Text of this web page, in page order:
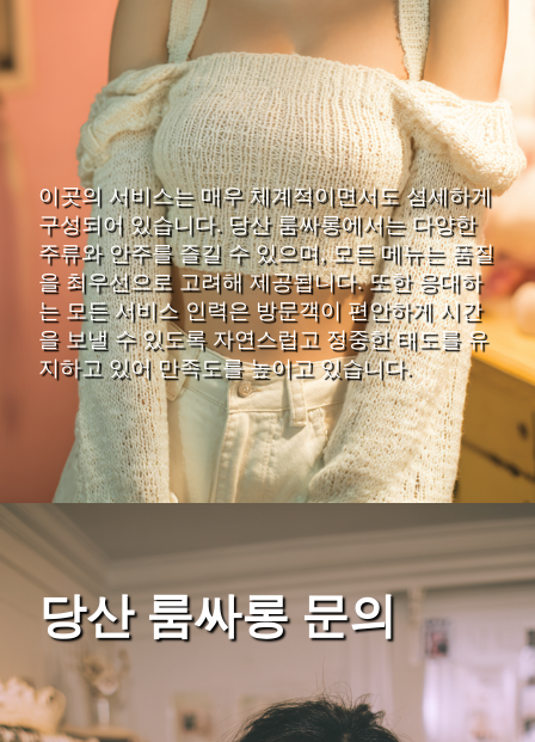
이곳의 서비스는 매우 체계적이면서도 섬세하게
구성되어 있습니다. 당산 룸싸롱에서는 다양한
주류와 안주를 즐길 수 있으며, 모든 메뉴는 품질
을 최우선으로 고려해 제공됩니다. 또한 응대하
는 모든 서비스 인력은 방문객이 편안하게 시간
을 보낼 수 있도록 자연스럽고 정중한 태도를 유
지하고 있어 만족도를 높이고 있습니다.
당산 룸싸롱 문의